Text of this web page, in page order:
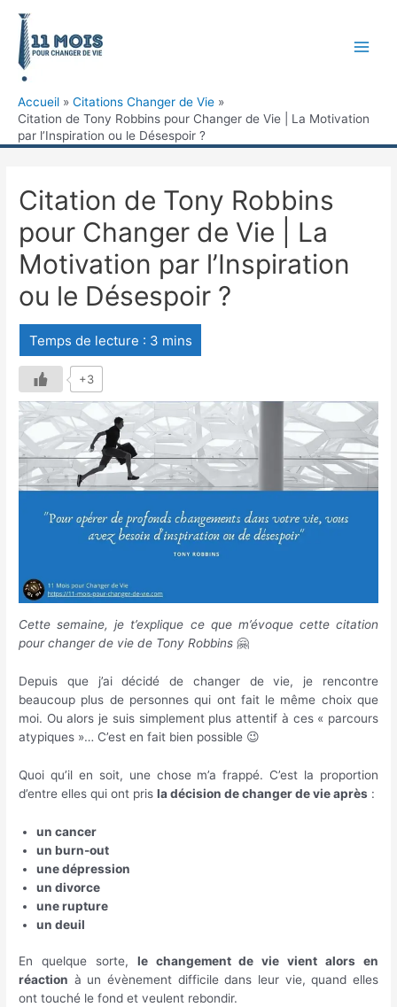
Accueil
Citations Changer de Vie
Citation de Tony Robbins pour Changer de Vie | La Motivation
par l’Inspiration ou le Désespoir ?
Citation de Tony Robbins
pour Changer de Vie | La
Motivation par l’Inspiration
ou le Désespoir ?
+3
Cette semaine, je t’explique ce que m’évoque cette citation
pour changer de vie de Tony Robbins 🤗
Depuis que j’ai décidé de changer de vie, je rencontre
beaucoup plus de personnes qui ont fait le même choix que
moi. Ou alors je suis simplement plus attentif à ces « parcours
atypiques »… C’est en fait bien possible 😉
Quoi qu’il en soit, une chose m’a frappé. C’est la proportion
d’entre elles qui ont prisla décision de changer de vie après :
un cancer
un burn-out
une dépression
un divorce
une rupture
un deuil
En quelque sorte, le changement de vie vient alors en
réaction à un évènement difficile dans leur vie, quand elles
ont touché le fond et veulent rebondir.